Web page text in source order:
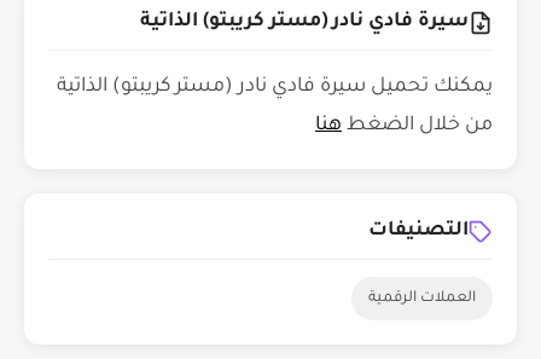
سيرة فادي نادر (مستر كريبتو) الذاتية
يمكنك تحميل سيرة فادي نادر (مستر كريبتو) الذاتية
من خلال الضغط هنا
التصنيفات
العملات الرقمية